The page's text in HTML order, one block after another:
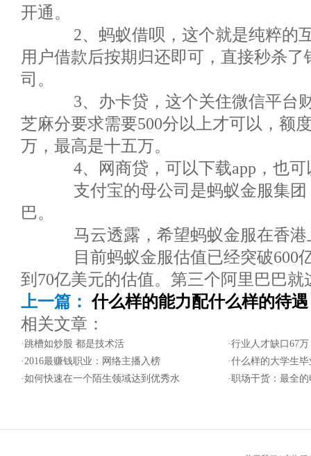
开通。
2、蚂蚁借呗，这个就是纯粹的
用户借款后按期归还即可，直接秒杀
司。
3、办卡贷，这个关住微信平台
芝麻分要求需要500分以上才可以，额
万，最高是十五万。
4、网商贷，可以下载app，也可
支付宝的母公司是蚂蚁金服集团
巴。
马云透露，希望蚂蚁金服在香港
目前蚂蚁金服估值已经突破600
到70亿美元的估值。第三个阿里巴巴
上一篇： 什么样的能力配什么样的待
相关文章：
· 跳槽如炒股 都是技术活 ·行业人才缺口67
·2016最赚钱职业：网络主播入榜 ·什么样的大学生
·如何快速在一个陌生领域达到优秀水 ·职场干货：最全